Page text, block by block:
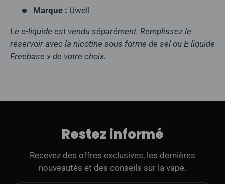
Marque : Uwell
Le e-liquide est vendu séparément. Remplissez le
réservoir avec la nicotine sous forme de sel ou E-liquide
Freebase » de votre choix.
Restez informé
Recevez des offres exclusives, les dernières
nouveautés et des conseils sur la vape.